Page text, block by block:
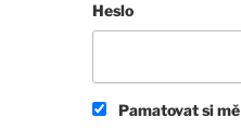
Heslo
Pamatovat si mě